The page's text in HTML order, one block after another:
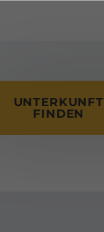
UNTERKUNFT
FINDEN